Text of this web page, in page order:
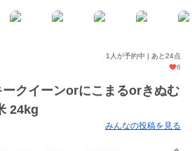
1人が予約中 | あと24点
6
クイーンorにこまるorきぬむ
24kg
みんなの投稿を見る